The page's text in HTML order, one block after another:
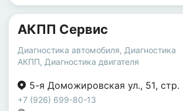
АКПП Сервис
Диагностика автомобиля, Диагностика
АКПП, Диагностика двигателя
5-я Доможировская ул., 51, стр.
+7 (926) 699-80-13